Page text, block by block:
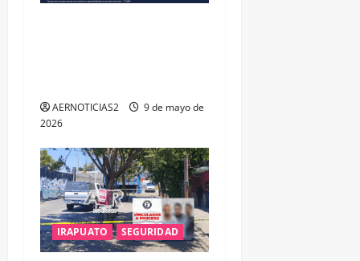
AERNOTICIAS2
9 de mayo de
2026
IRAPUATO SEGURIDAD